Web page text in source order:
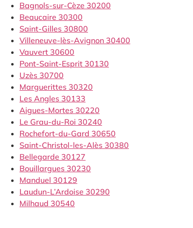
Bagnols-sur-Cèze 30200
Beaucaire 30300
Saint-Gilles 30800
Villeneuve-lès-Avignon 30400
Vauvert 30600
Pont-Saint-Esprit 30130
Uzès 30700
Marguerittes 30320
Les Angles 30133
Aigues-Mortes 30220
Le Grau-du-Roi 30240
Rochefort-du-Gard 30650
Saint-Christol-les-Alès 30380
Bellegarde 30127
Bouillargues 30230
Manduel 30129
Laudun-L’Ardoise 30290
Milhaud 30540